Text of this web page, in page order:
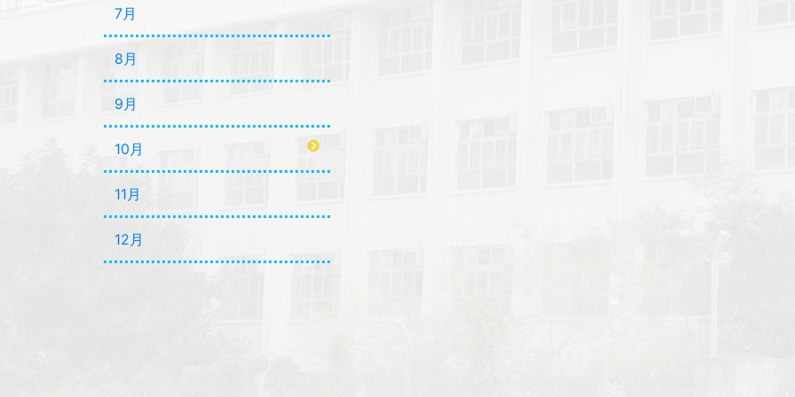
7月
8月
9月
10月
11月
12月